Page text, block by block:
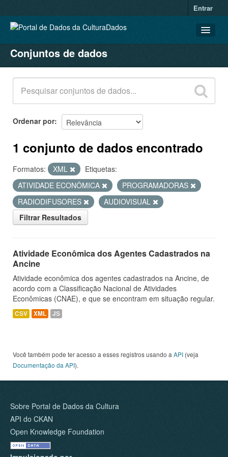
Entrar
CONJUNTOS DE DADOS
ORGANIZAÇÕES
GRUPOS
SOBRE
Conjuntos de dados
Ordenar por
1 conjunto de dados encontrado
Formatos: XML
Etiquetas:
ATIVIDADE ECONÔMICA
PROGRAMADORAS
RADIODIFUSORES
AUDIOVISUAL
Filtrar Resultados
Atividade Econômica dos Agentes Cadastrados na
Ancine
Atividade econômica dos agentes cadastrados na Ancine, de
acordo com a Classificação Nacional de Atividades
Econômicas (CNAE), e que se encontram em situação regular.
CSV XML JS
Você também pode ter acesso a esses registros usando a API (veja
Documentação da API).
Sobre Portal de Dados da Cultura
API do CKAN
Open Knowledge Foundation